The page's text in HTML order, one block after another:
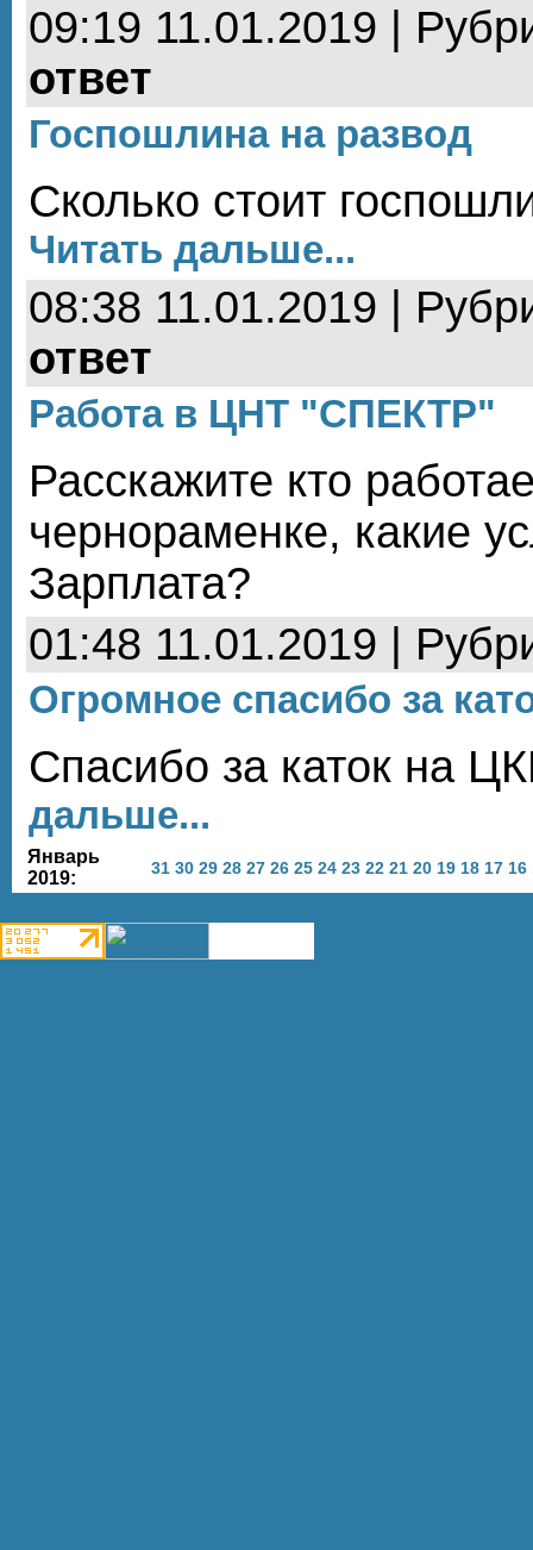
09:19 11.01.2019 |
ответ
Госпошлина на развод
Сколько стоит
Читать дальше...
08:38 11.01.2019 |
ответ
Работа в ЦНТ "СПЕКТР"
Расскажите кто
чернораменке, какие
Зарплата?
01:48 11.01.2019 |
Огромное спасибо за
Спасибо за каток на
дальше...
Январь
2019:
31 30 29 28 27 26 25 24 23 22 21 20 19 18 17 16